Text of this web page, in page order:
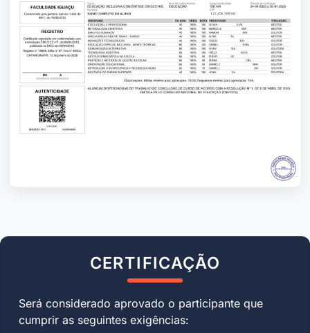
CERTIFICAÇÃO
Será considerado aprovado o participante que
cumprir as seguintes exigências: